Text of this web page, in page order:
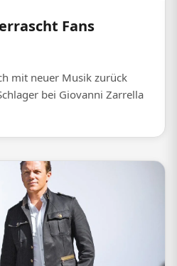
Fans
mit neuer Musik zurück
bei Giovanni Zarrella